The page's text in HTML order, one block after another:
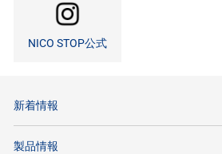
NICO STOP公式
新着情報
製品情報